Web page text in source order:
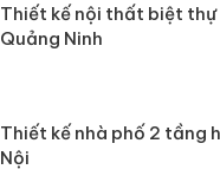
Thiết kế nội thất biệt
Quảng Ninh
Thiết kế nhà phố 2 tầng
Nội